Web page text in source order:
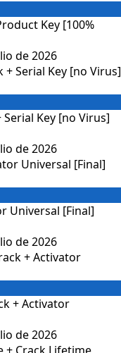
Key [100%
de 2026
Key [no Virus]
de 2026
Universal [Final]
de 2026
+ Activator
de 2026